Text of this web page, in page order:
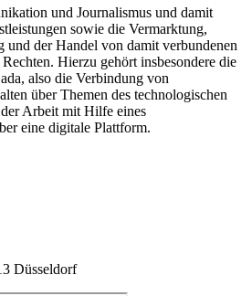
und Journalismus und damit
sowie die Vermarktung,
und der Handel von damit verbundenen
Hierzu gehört insbesondere die
also die Verbindung von
über Themen des technologischen
Arbeit mit Hilfe eines
eine digitale Plattform.
Düsseldorf